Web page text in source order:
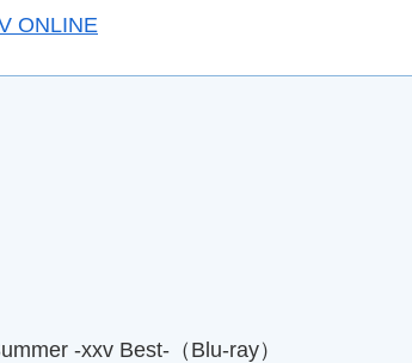
ONLINE
-xxv Best-（Blu-ray）